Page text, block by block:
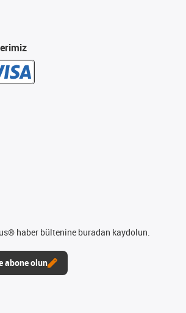
haber bültenine buradan kaydolun.
abone olun